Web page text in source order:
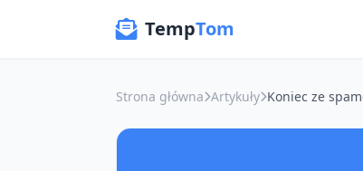
TempTom
Strona główna Artykuły